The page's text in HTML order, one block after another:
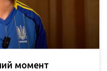
момент